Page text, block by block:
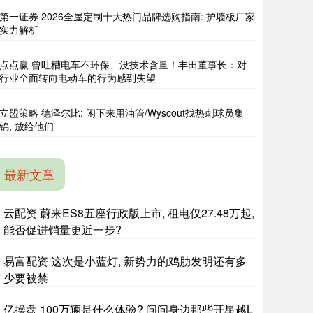
第一证券 2026全屋定制十大热门品牌选购指南: 护墙板厂家
实力解析
点点赢 曾吐槽电车不环保、没技术含量！丰田董事长：对
行业全面转向电动车的行为感到失望
立盟策略 德泽尔比: 闲下来用油管/Wyscout找热刺球员集
锦, 放给他们
最新文章
云配资 蔚来ES8五座行政版上市, 租电仅27.48万起,
能否促进销量更近一步?
易富配资 这次是小蓝灯, 新势力的鸡肋发明还有多
少要被禁
亿操盘 100万辆是什么体验? 问问身边那些开星越L